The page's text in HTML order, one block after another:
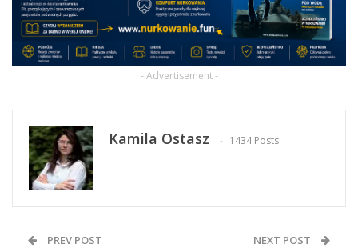
- Advertisement -
Kamila Ostasz 1434 Posts
PREV POST NEXT POST